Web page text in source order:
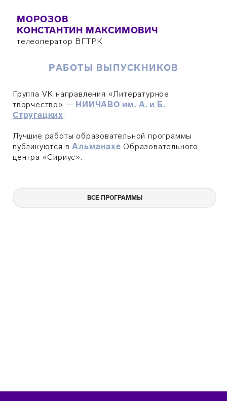
МОРОЗОВ
КОНСТАНТИН МАКСИМОВИЧ
телеоператор ВГТРК
РАБОТЫ ВЫПУСКНИКОВ
Группа VK направления «Литературное
творчество» — НИИЧАВО им. А. и Б.
Стругацких.
Лучшие работы образовательной программы
публикуются вАльманахе Образовательного
центра «Сириус».
ВСЕ ПРОГРАММЫ